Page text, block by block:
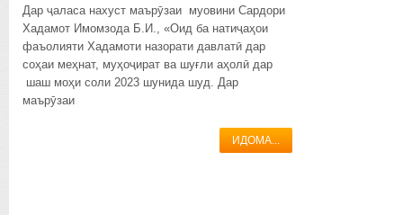
Дар ҷаласа нахуст маърӯзаи муовини Сардори
Хадамот Имомзода Б.И., «Оид ба натиҷаҳои
фаъолияти Хадамоти назорати давлатӣ дар
соҳаи меҳнат, муҳоҷират ва шуғли аҳолӣ дар
шаш моҳи соли 2023 шунида шуд. Дар
маърӯзаи
ИДОМА...